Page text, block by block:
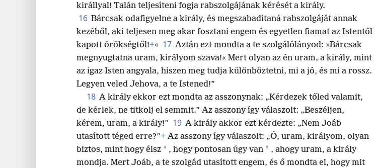
királlyal! Talán teljesíteni fogja rabszolgájának kérését a király.
16 Bárcsak odafigyelne a király, és megszabadítaná rabszolgáját annak
kezéből, aki teljesen meg akar fosztani engem és egyetlen fiamat az Istentől
kapott örökségtől!+« 17 Aztán ezt mondta a te szolgálólányod: »Bárcsak
megnyugtatna uram, királyom szava!« Mert olyan az én uram, a király, mint
az igaz Isten angyala, hiszen meg tudja különböztetni, mi a jó, és mi a rossz.
Legyen veled Jehova, a te Istened!”
18 A király ekkor ezt mondta az asszonynak: „Kérdezek tőled valamit,
de kérlek, ne titkolj el semmit.” Az asszony így válaszolt: „Beszéljen,
kérem, uram, a király!” 19 A király akkor ezt kérdezte: „Nem Joáb
utasított téged erre?”+ Az asszony így válaszolt: „Ó, uram, királyom, olyan
biztos, mint hogy élsz * , hogy pontosan úgy van * , ahogy uram, a király
mondja. Mert Joáb, a te szolgád utasított engem, és ő mondta el, hogy mit